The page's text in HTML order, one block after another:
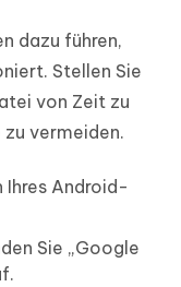
dazu führen,
Stellen Sie
von Zeit zu
vermeiden.
Ihres Android-
Sie „Google